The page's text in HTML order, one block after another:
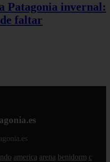
Patagonia invernal:
faltar
america arena benidorm c